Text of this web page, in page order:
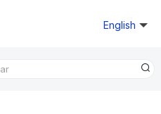
English